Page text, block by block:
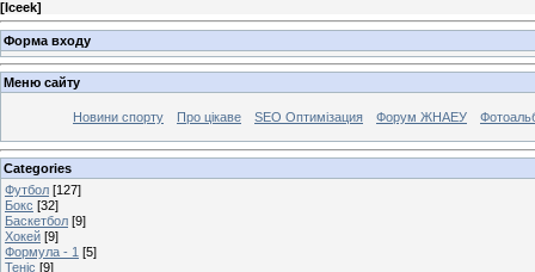
[Iceek]
Форма входу
Меню сайту
Новини спорту Про цікаве SEO Оптимізация Форум ЖНАЕУ
Categories
Футбол [127]
Бокс [32]
Баскетбол [9]
Хокей [9]
Формула - 1 [5]
Теніс [9]